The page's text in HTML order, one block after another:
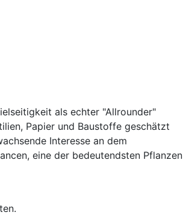
als echter "Allrounder"
Papier und Baustoffe geschätzt
Interesse an dem
eine der bedeutendsten Pflanzen